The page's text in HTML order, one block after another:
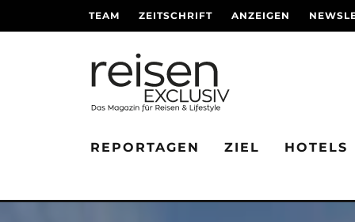
TEAM ZEITSCHRIFT ANZEIGEN
REPORTAGEN ZIEL HOTELS